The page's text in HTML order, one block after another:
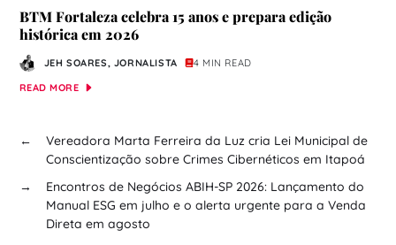
BTM Fortaleza celebra 15 anos e prepara edição
histórica em 2026
JEH SOARES, JORNALISTA
4 MIN READ
READ MORE
←
Vereadora Marta Ferreira da Luz cria Lei Municipal de
Conscientização sobre Crimes Cibernéticos em Itapoá
→
Encontros de Negócios ABIH-SP 2026: Lançamento do
Manual ESG em julho e o alerta urgente para a Venda
Direta em agosto